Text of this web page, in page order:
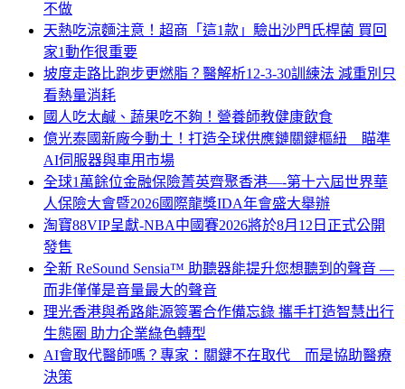
不做
天熱吃涼麵注意！超商「這1款」驗出沙門氏桿菌 買回
家1動作很重要
坡度走路比跑步更燃脂？醫解析12-3-30訓練法 減重別只
看熱量消耗
國人吃太鹹、蔬果吃不夠！營養師教健康飲食
億光泰國新廠今動土！打造全球供應鏈關鍵樞紐 瞄準
AI伺服器與車用市場
全球1萬餘位金融保險菁英齊聚香港—-第十六屆世界華
人保險大會暨2026國際龍獎IDA年會盛大舉辦
淘寶88VIP呈獻-NBA中國賽2026將於8月12日正式公開
發售
全新 ReSound Sensia™ 助聽器能提升您想聽到的聲音 —
而非僅僅是音量最大的聲音
理光香港與希路能源簽署合作備忘錄 攜手打造智慧出行
生態圈 助力企業綠色轉型
AI會取代醫師嗎？專家：關鍵不在取代 而是協助醫療
決策